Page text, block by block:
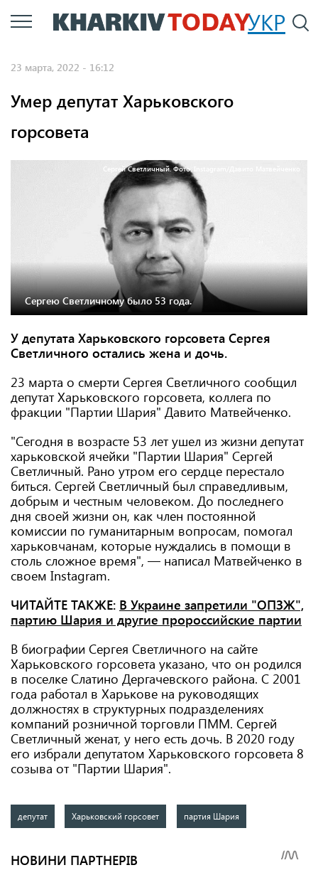
Перейти
к
УКР
23 марта, 2022 - 16:12
Умер депутат Харьковского
горсовета
Сергей Светличный. Фото: Instagram/Давито Матвейченко
Сергею Светличному было 53 года.
У депутата Харьковского горсовета Сергея
Светличного остались жена и дочь.
23 марта о смерти Сергея Светличного сообщил
депутат Харьковского горсовета, коллега по
фракции "Партии Шария" Давито Матвейченко.
"Сегодня в возрасте 53 лет ушел из жизни депутат
харьковской ячейки "Партии Шария" Сергей
Светличный. Рано утром его сердце перестало
биться. Сергей Светличный был справедливым,
добрым и честным человеком. До последнего
дня своей жизни он, как член постоянной
комиссии по гуманитарным вопросам, помогал
харьковчанам, которые нуждались в помощи в
столь сложное время", — написал Матвейченко в
своем Instagram.
ЧИТАЙТЕ ТАКЖЕ: В Украине запретили "ОПЗЖ",
партию Шария и другие пророссийские партии
В биографии Сергея Светличного на сайте
Харьковского горсовета указано, что он родился
в поселке Слатино Дергачевского района. С 2001
года работал в Харькове на руководящих
должностях в структурных подразделениях
компаний розничной торговли ПММ. Сергей
Светличный женат, у него есть дочь. В 2020 году
его избрали депутатом Харьковского горсовета 8
созыва от "Партии Шария".
депутат Харьковский горсовет партия Шария